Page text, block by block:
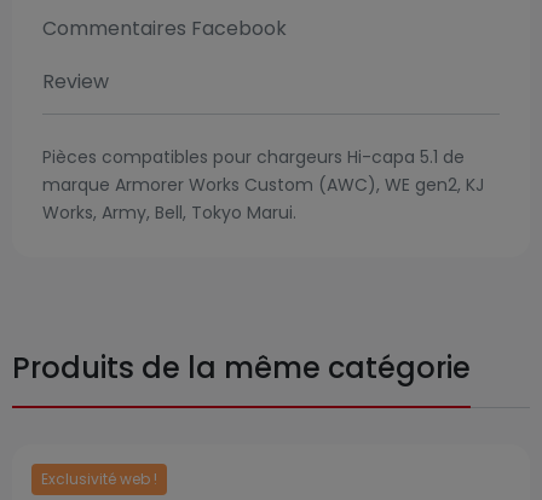
Commentaires Facebook
Review
Pièces compatibles pour chargeurs Hi-capa 5.1 de
marque Armorer Works Custom (AWC), WE gen2, KJ
Works, Army, Bell, Tokyo Marui.
Produits de la même catégorie
Exclusivité web !